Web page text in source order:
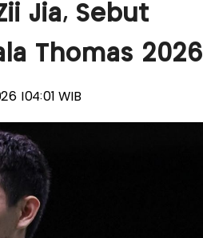
Jia, Sebut
Thomas 2026
|04:01 WIB